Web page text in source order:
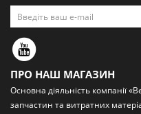
ПРО НАШ МАГАЗИН
Основна діяльність компанії
запчастин та витратних